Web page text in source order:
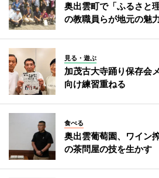
奥出雲町で「ふるさ
の教職員らが地元の魅
見る・遊ぶ
加茂古大寺踊り保存会
向け練習重ねる
食べる
奥出雲葡萄園、ワイ
の茶問屋の技を生かす